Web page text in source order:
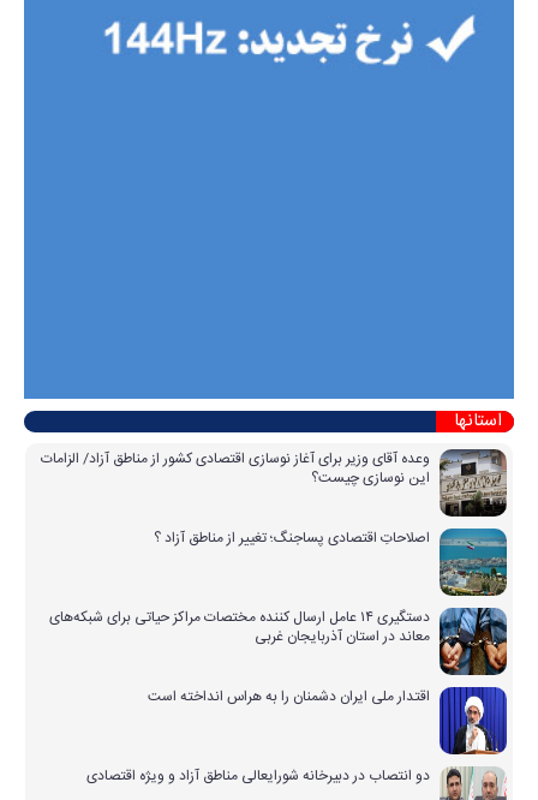
استانها
وعده آقای وزیر برای آغاز نوسازی اقتصادی کشور از مناطق آزاد/ الزامات
این نوسازی چیست؟
اصلاحاتِ اقتصادی پساجنگ؛ تغییر از مناطق آزاد ؟
دستگیری ۱۴ عامل ارسال کننده مختصات مراکز حیاتی برای شبکه‌های
معاند در استان آذربایجان غربی
اقتدار ملی ایران دشمنان را به هراس انداخته است
دو انتصاب در دبیرخانه شورایعالی مناطق آزاد و ویژه اقتصادی